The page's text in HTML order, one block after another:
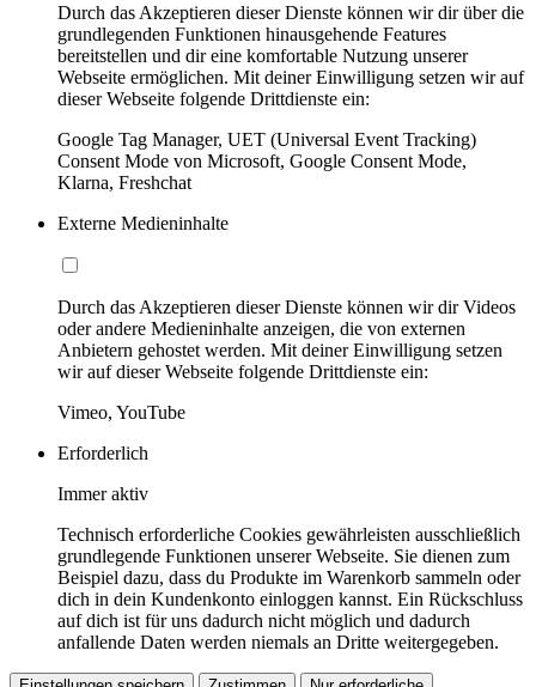
Durch das Akzeptieren dieser Dienste können wir dir über die
grundlegenden Funktionen hinausgehende Features
bereitstellen und dir eine komfortable Nutzung unserer
Webseite ermöglichen. Mit deiner Einwilligung setzen wir auf
dieser Webseite folgende Drittdienste ein:
Google Tag Manager, UET (Universal Event Tracking)
Consent Mode von Microsoft, Google Consent Mode,
Klarna, Freshchat
Externe Medieninhalte
Durch das Akzeptieren dieser Dienste können wir dir Videos
oder andere Medieninhalte anzeigen, die von externen
Anbietern gehostet werden. Mit deiner Einwilligung setzen
wir auf dieser Webseite folgende Drittdienste ein:
Vimeo, YouTube
Erforderlich
Immer aktiv
Technisch erforderliche Cookies gewährleisten ausschließlich
grundlegende Funktionen unserer Webseite. Sie dienen zum
Beispiel dazu, dass du Produkte im Warenkorb sammeln oder
dich in dein Kundenkonto einloggen kannst. Ein Rückschluss
auf dich ist für uns dadurch nicht möglich und dadurch
anfallende Daten werden niemals an Dritte weitergegeben.